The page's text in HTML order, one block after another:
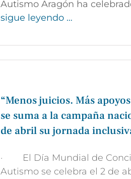
Autismo Aragón ha
sigue leyendo …
“Menos juicios. Más
se suma a la campaña
de abril su jornada
· El Día Mundial de
Autismo se celebra el 2 de